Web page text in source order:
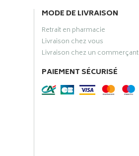
MODE DE LIVRAISON
Retrait en pharmacie
Livraison chez vous
Livraison chez un commerçant
PAIEMENT SÉCURISÉ